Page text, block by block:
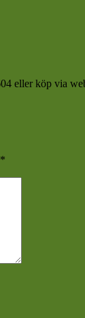
eller köp via
*